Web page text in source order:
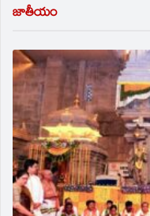
జాతీయం